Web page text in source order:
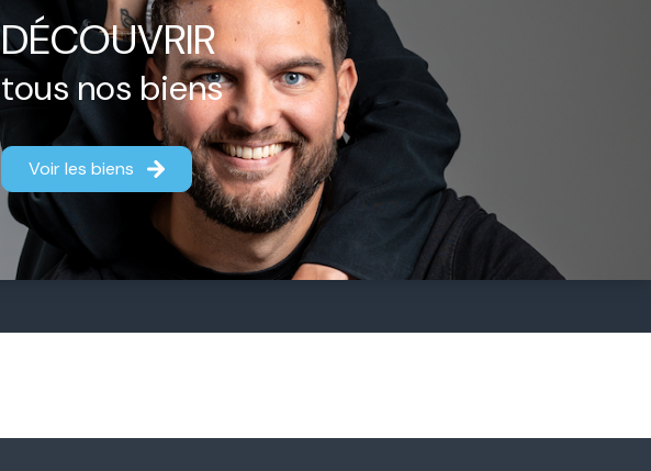
DÉCOUVRIR
tous nos biens
Voir les biens